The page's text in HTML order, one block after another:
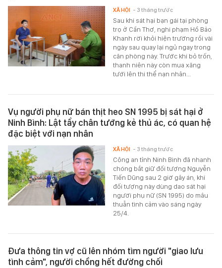
Sau khi sát hại bạn gái tại phòng
trọ ở Cần Thơ, nghi phạm Hồ Bảo
Khanh rời khỏi hiện trường rồi vài
ngày sau quay lại ngủ ngay trong
căn phòng này. Trước khi bỏ trốn,
thanh niên này còn mua xăng
tưới lên thi thể nạn nhân...
XÃ HỘI - 3 tháng trước
Vụ người phụ nữ bán thịt heo SN 1995 bị sát hại ở
Ninh Bình: Lật tẩy chân tướng kẻ thủ ác, có quan hệ
đặc biệt với nạn nhân
Công an tỉnh Ninh Bình đã nhanh
chóng bắt giữ đối tượng Nguyễn
Tiến Dũng sau 2 giờ gây án, khi
đối tượng này dùng dao sát hại
người phụ nữ (SN 1995) do mâu
thuẫn tình cảm vào sáng ngày
25/4.
XÃ HỘI - 3 tháng trước
Đưa thông tin vợ cũ lên nhóm tìm người "giao lưu
tình cảm", người chồng hết đường chối